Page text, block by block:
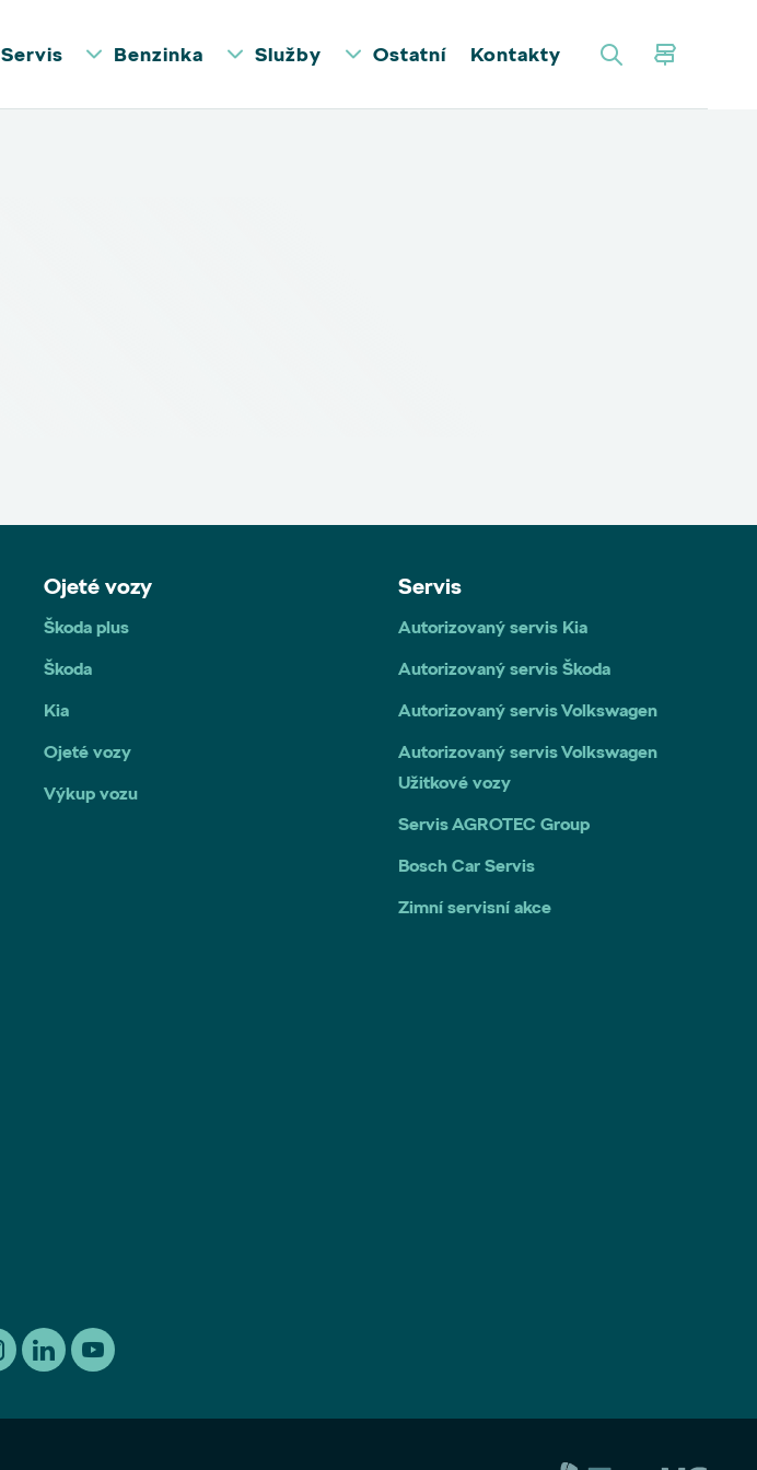
Servis Benzinka Služby Ostatní Kontakty
Ojeté vozy
Škoda plus
Škoda
Kia
Ojeté vozy
Výkup vozu
Servis
Autorizovaný servis Kia
Autorizovaný servis Škoda
Autorizovaný servis Volkswagen
Autorizovaný servis Volkswagen
Užitkové vozy
Servis AGROTEC Group
Bosch Car Servis
Zimní servisní akce